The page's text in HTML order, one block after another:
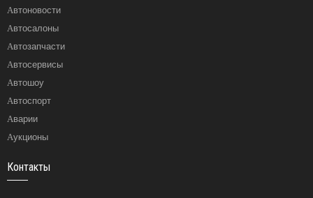
Автоновости
Автосалоны
Автозапчасти
Автосервисы
Автошоу
Автоспорт
Аварии
Аукционы
Контакты